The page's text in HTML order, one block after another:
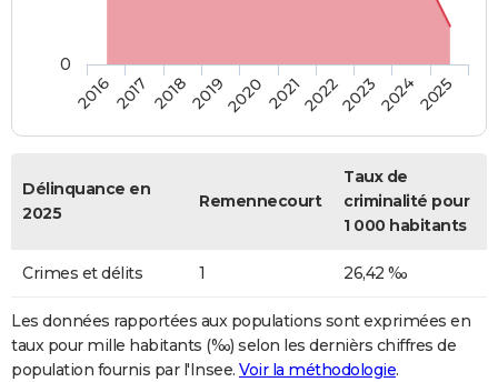
20162017 20182019202020212022202320242025
0
Délinquance en
2025
Remennecourt
Taux de
criminalité pour
1 000 habitants
Crimes et délits 1 26,42 ‰
Les données rapportées aux populations sont exprimées en
taux pour mille habitants (‰) selon les dernièrs chiffres de
population fournis par l'Insee. Voir la méthodologie.